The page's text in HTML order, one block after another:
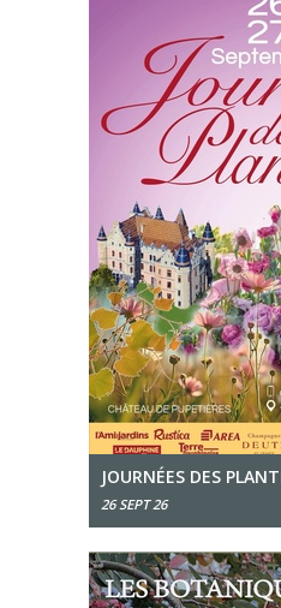
JOURNÉES DES
26 SEPT 26